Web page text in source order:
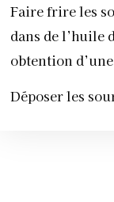
Faire frire les
dans de l’huile
obtention
Déposer les